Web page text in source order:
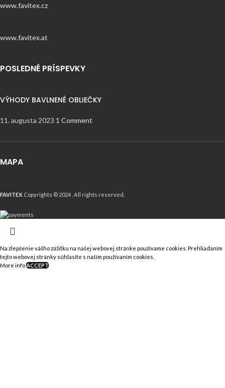
www.favitex.cz
www.favitex.at
POSLEDNÉ PRÍSPEVKY
VÝHODY BAVLNENÉ OBLIEČKY
11. augusta 2023 1 Comment
MAPA
FAVITEX Copyrights © 2024 , All rights reserved,
Na zlepšenie vášho zážitku na našej webovej stránke používame cookies. Prehliadaním
tejto webovej stránky súhlasíte s naším používaním cookies.
More infoACCEPT